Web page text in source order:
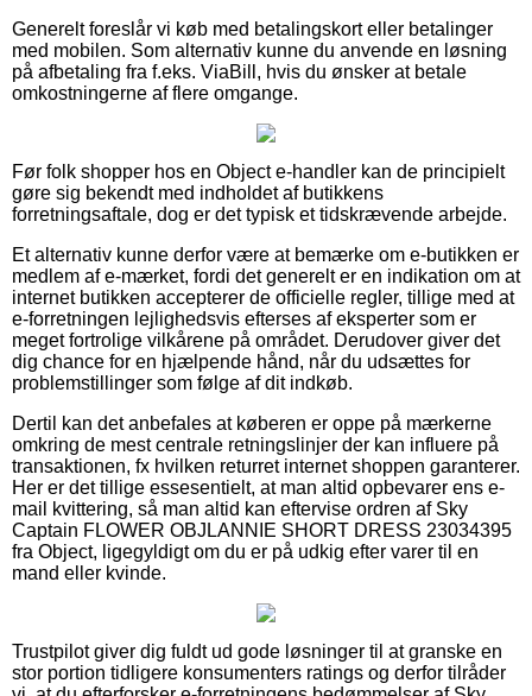
Generelt foreslår vi køb med betalingskort eller betalinger
med mobilen. Som alternativ kunne du anvende en løsning
på afbetaling fra f.eks. ViaBill, hvis du ønsker at betale
omkostningerne af flere omgange.
Før folk shopper hos en Object e-handler kan de principielt
gøre sig bekendt med indholdet af butikkens
forretningsaftale, dog er det typisk et tidskrævende arbejde.
Et alternativ kunne derfor være at bemærke om e-butikken er
medlem af e-mærket, fordi det generelt er en indikation om at
internet butikken accepterer de officielle regler, tillige med at
e-forretningen lejlighedsvis efterses af eksperter som er
meget fortrolige vilkårene på området. Derudover giver det
dig chance for en hjælpende hånd, når du udsættes for
problemstillinger som følge af dit indkøb.
Dertil kan det anbefales at køberen er oppe på mærkerne
omkring de mest centrale retningslinjer der kan influere på
transaktionen, fx hvilken returret internet shoppen garanterer.
Her er det tillige essesentielt, at man altid opbevarer ens e-
mail kvittering, så man altid kan eftervise ordren af Sky
Captain FLOWER OBJLANNIE SHORT DRESS 23034395
fra Object, ligegyldigt om du er på udkig efter varer til en
mand eller kvinde.
Trustpilot giver dig fuldt ud gode løsninger til at granske en
stor portion tidligere konsumenters ratings og derfor tilråder